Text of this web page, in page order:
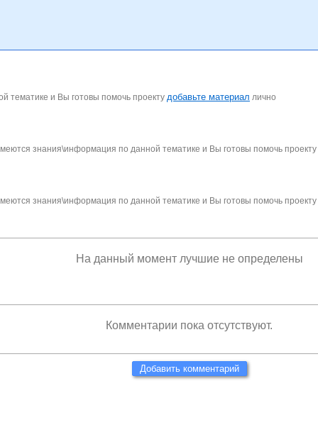
тематике и Вы готовы помочь проекту добавьте материал лично
знания\информация по данной тематике и Вы готовы помочь проекту
знания\информация по данной тематике и Вы готовы помочь проекту
На данный момент лучшие не определены
Комментарии пока отсутствуют.
Добавить комментарий